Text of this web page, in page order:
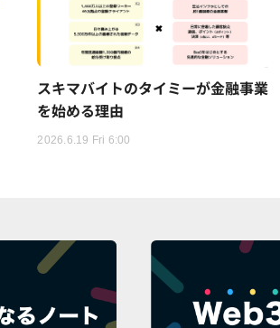
スキマバイトのタイミーが金融事業
を始める理由
2026.6.19 Fri 6:00